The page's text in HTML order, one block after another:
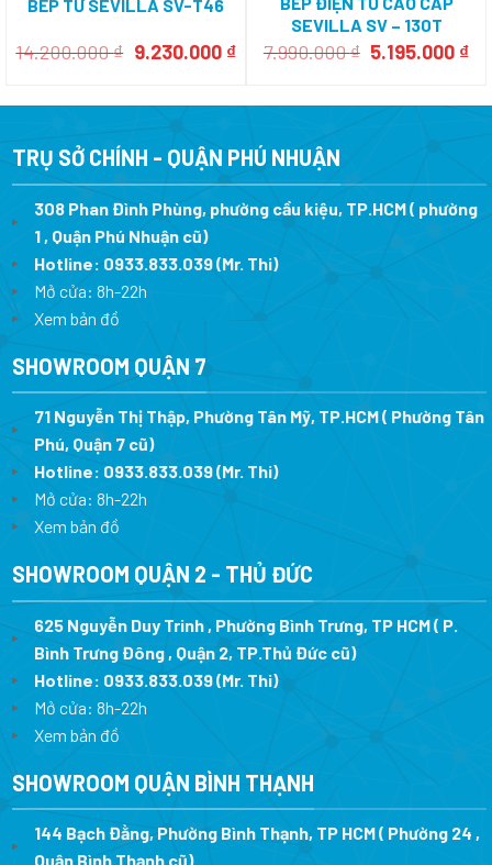
BẾP TỪ SEVILLA SV-T46
14.200.000₫ Giá
14.200.000 ₫.
9.230.000 ₫Giá
là:
SEVILLA SV – 130T
7.990.000₫ Giá
7.990.000 ₫.
5.195.000 ₫
là:
TRỤ SỞ CHÍNH - QUẬN PHÚ NHUẬN
308 Phan Đình Phùng, phường cầu kiệu, TP.HCM ( phường
1 , Quận Phú Nhuận cũ)
Hotline: 0933.833.039(Mr. Thi)
Mở cửa: 8h-22h
Xem bản đồ
SHOWROOM QUẬN 7
71 Nguyễn Thị Thập, Phường Tân Mỹ, TP.HCM ( Phường Tân
Phú, Quận 7 cũ)
Hotline: 0933.833.039(Mr. Thi)
Mở cửa: 8h-22h
Xem bản đồ
SHOWROOM QUẬN 2 - THỦ ĐỨC
625 Nguyễn Duy Trinh , Phường Bình Trưng, TP HCM ( P.
Bình Trưng Đông , Quận 2, TP.Thủ Đức cũ)
Hotline: 0933.833.039(Mr. Thi)
Mở cửa: 8h-22h
Xem bản đồ
SHOWROOM QUẬN BÌNH THẠNH
144 Bạch Đằng, Phường Bình Thạnh, TP HCM ( Phường 24 ,
Quận Bình Thạnh cũ)